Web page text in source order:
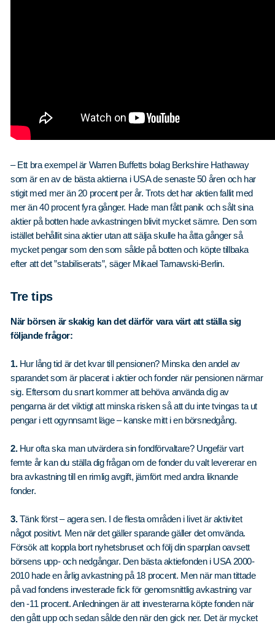
– Ett bra exempel är Warren Buffetts bolag Berkshire Hathaway
som är en av de bästa aktierna i USA de senaste 50 åren och har
stigit med mer än 20 procent per år. Trots det har aktien fallit med
mer än 40 procent fyra gånger. Hade man fått panik och sålt sina
aktier på botten hade avkastningen blivit mycket sämre. Den som
istället behållit sina aktier utan att sälja skulle ha åtta gånger så
mycket pengar som den som sålde på botten och köpte tillbaka
efter att det ”stabiliserats”, säger Mikael Tarnawski-Berlin.
Tre tips
När börsen är skakig kan det därför vara värt att ställa sig
följande frågor:
1.Hur lång tid är det kvar till pensionen? Minska den andel av
sparandet som är placerat i aktier och fonder när pensionen närmar
sig. Eftersom du snart kommer att behöva använda dig av
pengarna är det viktigt att minska risken så att du inte tvingas ta ut
pengar i ett ogynnsamt läge – kanske mitt i en börsnedgång.
2.Hur ofta ska man utvärdera sin fondförvaltare? Ungefär vart
femte år kan du ställa dig frågan om de fonder du valt levererar en
bra avkastning till en rimlig avgift, jämfört med andra liknande
fonder.
3.Tänk först – agera sen. I de flesta områden i livet är aktivitet
något positivt. Men när det gäller sparande gäller det omvända.
Försök att koppla bort nyhetsbruset och följ din sparplan oavsett
börsens upp- och nedgångar. Den bästa aktiefonden i USA 2000-
2010 hade en årlig avkastning på 18 procent. Men när man tittade
på vad fondens investerade fick för genomsnittlig avkastning var
den -11 procent. Anledningen är att investerarna köpte fonden när
den gått upp och sedan sålde den när den gick ner. Det är mycket